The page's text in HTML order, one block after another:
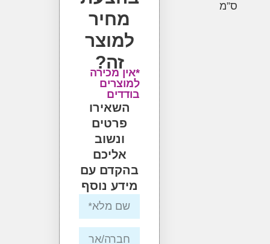
מחיר
למוצר
*אין מכירה
למוצרים
בודדים
השאירו
פרטים
אליכם
בהקדם עם
מידע נוסף